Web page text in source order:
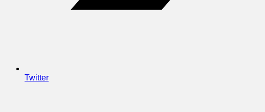
Twitter